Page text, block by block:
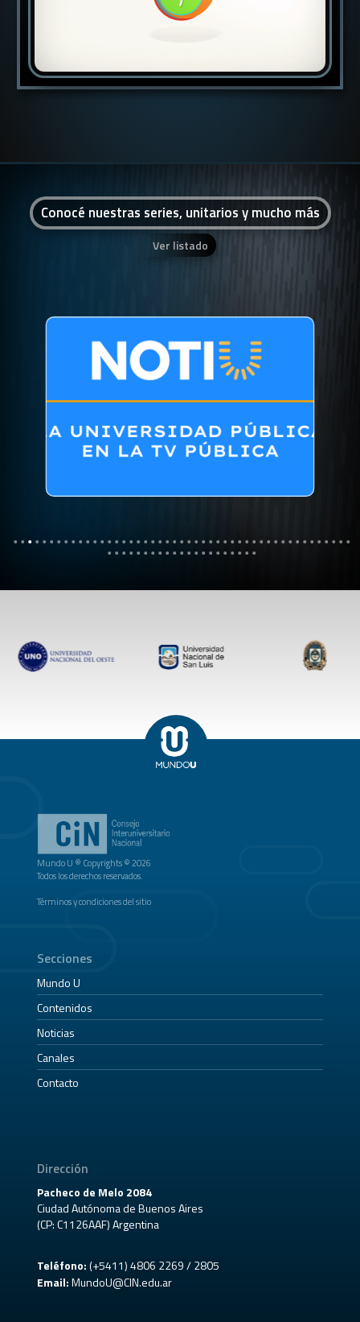
Conocé nuestras series, unitarios y mucho más
Ver listado
Mundo U ® Copyrights © 2026
Todos los derechos reservados.
Términos y condiciones del sitio
Secciones
Mundo U
Contenidos
Noticias
Canales
Contacto
Dirección
Pacheco de Melo 2084
Ciudad Autónoma de Buenos Aires
(CP: C1126AAF) Argentina
Teléfono:(+5411) 4806 2269 / 2805
Email: MundoU@CIN.edu.ar